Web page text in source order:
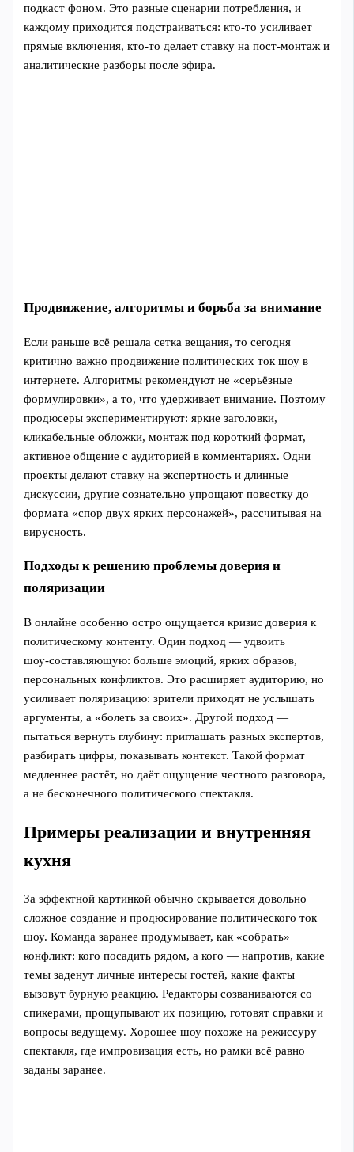
подкаст фоном. Это разные сценарии потребления, и
каждому приходится подстраиваться: кто‑то усиливает
прямые включения, кто‑то делает ставку на пост‑монтаж и
аналитические разборы после эфира.
Продвижение, алгоритмы и борьба за внимание
Если раньше всё решала сетка вещания, то сегодня
критично важно продвижение политических ток шоу в
интернете. Алгоритмы рекомендуют не «серьёзные
формулировки», а то, что удерживает внимание. Поэтому
продюсеры экспериментируют: яркие заголовки,
кликабельные обложки, монтаж под короткий формат,
активное общение с аудиторией в комментариях. Одни
проекты делают ставку на экспертность и длинные
дискуссии, другие сознательно упрощают повестку до
формата «спор двух ярких персонажей», рассчитывая на
вирусность.
Подходы к решению проблемы доверия и
поляризации
В онлайне особенно остро ощущается кризис доверия к
политическому контенту. Один подход — удвоить
шоу‑составляющую: больше эмоций, ярких образов,
персональных конфликтов. Это расширяет аудиторию, но
усиливает поляризацию: зрители приходят не услышать
аргументы, а «болеть за своих». Другой подход —
пытаться вернуть глубину: приглашать разных экспертов,
разбирать цифры, показывать контекст. Такой формат
медленнее растёт, но даёт ощущение честного разговора,
а не бесконечного политического спектакля.
Примеры реализации и внутренняя
кухня
За эффектной картинкой обычно скрывается довольно
сложное создание и продюсирование политического ток
шоу. Команда заранее продумывает, как «собрать»
конфликт: кого посадить рядом, а кого — напротив, какие
темы заденут личные интересы гостей, какие факты
вызовут бурную реакцию. Редакторы созваниваются со
спикерами, прощупывают их позицию, готовят справки и
вопросы ведущему. Хорошее шоу похоже на режиссуру
спектакля, где импровизация есть, но рамки всё равно
заданы заранее.